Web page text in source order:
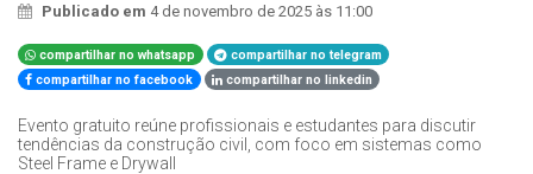
Publicado em 4 de novembro de 2025 às 11:00
compartilhar no whatsapp
compartilhar no telegram
compartilhar no facebook
compartilhar no linkedin
Evento gratuito reúne profissionais e estudantes para discutir
tendências da construção civil, com foco em sistemas como
Steel Frame e Drywall